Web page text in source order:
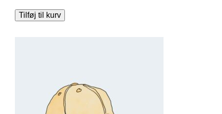
Tilføj til kurv